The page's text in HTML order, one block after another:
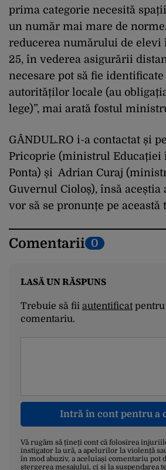
prima categorie necesită
un număr mai mare de
reducerea numărului de elevi
25, în vederea asigurării
necesare pot să fie
autorităților locale (au
lege)”, mai arată fostul
GÂNDUL.RO i-a contactat și
Pricoprie (ministrul Educației
Ponta) și Adrian Curaj
Guvernul Cioloș), însă aceștia
vor să se pronunțe pe această
Comentarii 0
LASĂ UN RĂSPUNS
Trebuie să fii autentificatpentru
comentariu.
Intră în cont pentru a
Vă rugăm să țineți cont că folosirea
instigator la ură, a apelurilor la violență
în mod abuziv, a aceluiași comentariu pot
ștergerea mesajului, ci și la suspendarea